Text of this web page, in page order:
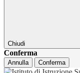
Chiudi
Conferma
Annulla Conferma